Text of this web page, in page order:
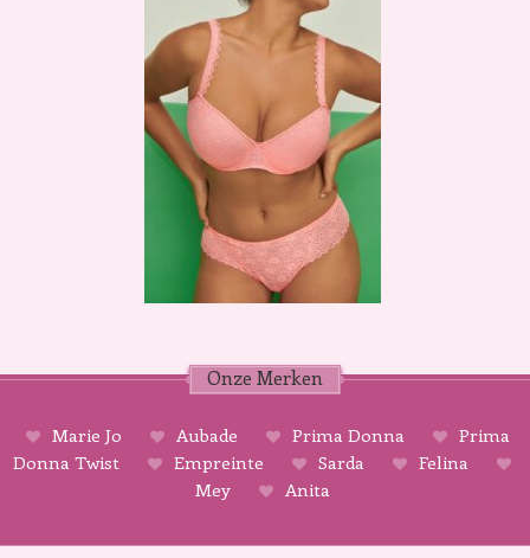
Onze Merken
Marie Jo Aubade Prima Donna
Prima
Donna Twist
Empreinte Sarda
Felina
Mey
Anita